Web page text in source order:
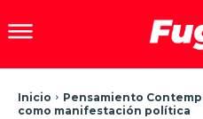
Inicio Pensamiento
como manifestación política